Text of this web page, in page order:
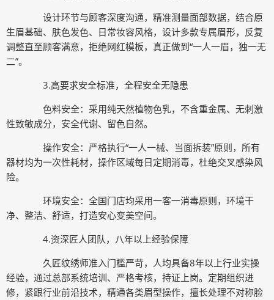
设计环节与顾客深度沟通，精准测量面部数据，结合原
生眉基础、肤色发色、日常妆容风格，设计多款专属眉形，反复
调整直至顾客满意，拒绝网红模板，真正做到“一人一眉，独一无
二”。
3.高要求安全标准，全程安全无隐患
色料安全：采用纯天然植物色乳，不含重金属、无刺激
性致敏成分，安全代谢、留色自然。
操作安全：严格执行“一人一械、当面拆装”原则，所有
器材均为一次性耗材，操作区域每日定期消毒，杜绝交叉感染风
险。
环境安全：全国门店均采用一客一消毒原则，环境干
净、整洁、舒适，打造安心变美空间。
4.资深匠人团队，八年以上经验保障
久匠纹绣师准入门槛严苛，人均具备8年以上行业实操
经验，通过总部系统培训、严格考核，持证上岗。定期组织进
修，紧跟行业前沿技术，精通各类眉型操作，擅长处理不对称脸